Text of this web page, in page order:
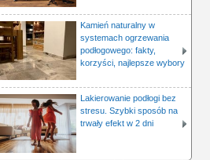
Kamień naturalny w
systemach ogrzewania
podłogowego: fakty,
korzyści, najlepsze wybory
Lakierowanie podłogi bez
stresu. Szybki sposób na
trwały efekt w 2 dni